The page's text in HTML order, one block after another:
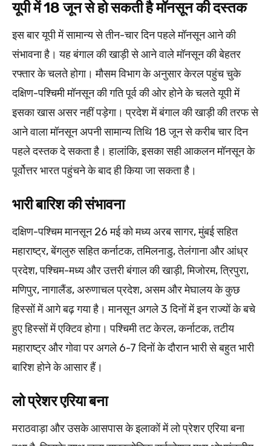
यूपी में 18 जून से हो सकती है मॉनसून की दस्तक
इस बार यूपी में सामान्य से तीन-चार दिन पहले मॉनसून आने की
संभावना है। यह बंगाल की खाड़ी से आने वाले मॉनसून की बेहतर
रफ्तार के चलते होगा। मौसम विभाग के अनुसार केरल पहुंच चुके
दक्षिण-पश्चिमी मॉनसून की गति पूर्व की ओर होने के चलते यूपी में
इसका खास असर नहीं पड़ेगा। प्रदेश में बंगाल की खाड़ी की तरफ से
आने वाला मॉनसून अपनी सामान्य तिथि 18 जून से करीब चार दिन
पहले दस्तक दे सकता है। हालांकि, इसका सही आकलन मॉनसून के
पूर्वोत्तर भारत पहुंचने के बाद ही किया जा सकता है।
भारी बारिश की संभावना
दक्षिण-पश्चिम मानसून 26 मई को मध्य अरब सागर, मुंबई सहित
महाराष्ट्र, बेंगलुरु सहित कर्नाटक, तमिलनाडु, तेलंगाना और आंध्र
प्रदेश, पश्चिम-मध्य और उत्तरी बंगाल की खाड़ी, मिजोरम, त्रिपुरा,
मणिपुर, नागालैंड, अरुणाचल प्रदेश, असम और मेघालय के कुछ
हिस्सों में आगे बढ़ गया है। मानसून अगले 3 दिनों में इन राज्यों के बचे
हुए हिस्सों में एक्टिव होगा। पश्चिमी तट केरल, कर्नाटक, तटीय
महाराष्ट्र और गोवा पर अगले 6-7 दिनों के दौरान भारी से बहुत भारी
बारिश होने के आसार हैं।
लो प्रेशर एरिया बना
मराठवाड़ा और उसके आसपास के इलाकों में लो प्रेशर एरिया बना